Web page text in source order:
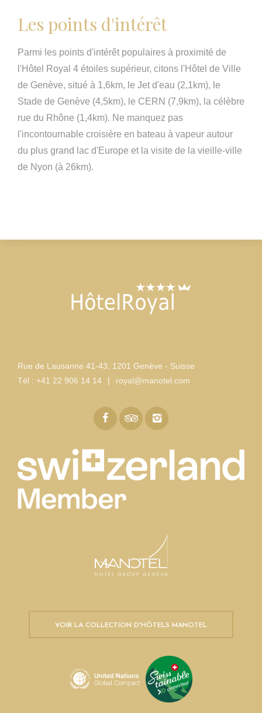
Les points d'intérêt
Parmi les points d'intérêt populaires à proximité de
l'Hôtel Royal 4 étoiles supérieur, citons l'Hôtel de Ville
de Genève, situé à 1,6km, le Jet d'eau (2,1km), le
Stade de Genève (4,5km), le CERN (7,9km), la célèbre
rue du Rhône (1,4km). Ne manquez pas
l'incontournable croisière en bateau à vapeur autour
du plus grand lac d'Europe et la visite de la vieille-ville
de Nyon (à 26km).
Rue de Lausanne 41-43, 1201 Genève - Suisse
Tél : +41 22 906 14 14 | royal@manotel.com
VOIR LA COLLECTION D'HÔTELS MANOTEL